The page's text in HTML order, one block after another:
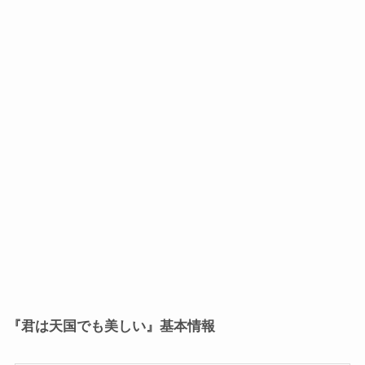
『君は天国でも美しい』基本情報